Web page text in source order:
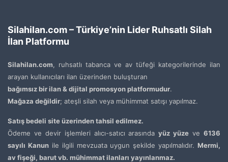
Silahilan.com – Türkiye’nin Lider Ruhsatlı Silah
İlan Platformu
Silahilan.com, ruhsatlı tabanca ve av tüfeği kategorilerinde ilan
arayan kullanıcıları ilan üzerinden buluşturan
bağımsız bir ilan & dijital promosyon platformudur.
Mağaza değildir; ateşli silah veya mühimmat satışı yapılmaz.
Satış bedeli site üzerinden tahsil edilmez.
Ödeme ve devir işlemleri alıcı-satıcı arasındayüz yüze ve6136
sayılı Kanunile ilgili mevzuata uygun şekilde yapılmalıdır. Mermi,
av fişeği, barut vb. mühimmat ilanları yayınlanmaz.